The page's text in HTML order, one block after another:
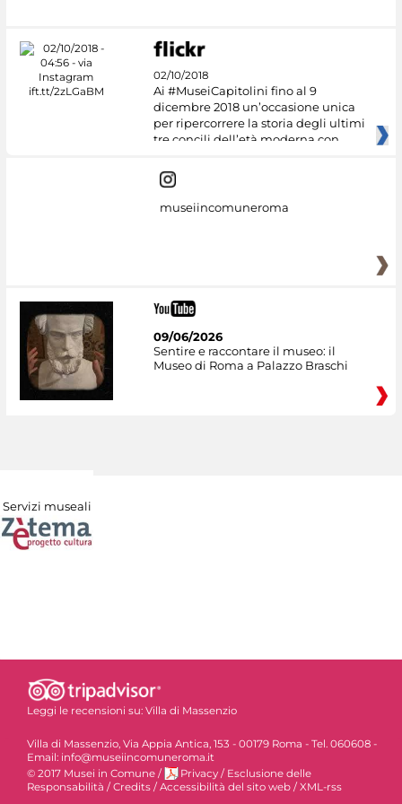
02/10/2018
Ai #MuseiCapitolini fino al 9
dicembre 2018 un’occasione unica
per ripercorrere la storia degli ultimi
tre concili dell’età moderna con
museiincomuneroma
09/06/2026
Sentire e raccontare il museo: il
Museo di Roma a Palazzo Braschi
Servizi museali
Leggi le recensioni su: Villa di Massenzio
Villa di Massenzio, Via Appia Antica, 153 - 00179 Roma - Tel. 060608 -
Email: info@museiincomuneroma.it
© 2017 Musei in Comune / Privacy / Esclusione delle
Responsabilità /Credits /Accessibilità del sito web /XML-rss